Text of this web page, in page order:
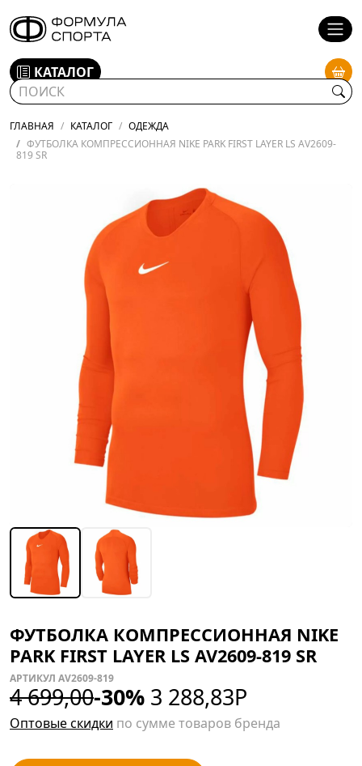
КАТАЛОГ
ГЛАВНАЯ КАТАЛОГ
ОДЕЖДА
ФУТБОЛКА КОМПРЕСCИОННАЯ NIKE PARK FIRST LAYER LS AV2609-
819 SR
ФУТБОЛКА КОМПРЕСCИОННАЯ NIKE
PARK FIRST LAYER LS AV2609-819 SR
АРТИКУЛ AV2609-819
4 699,00-30% 3 288,83Р
Оптовые скидки по сумме товаров бренда